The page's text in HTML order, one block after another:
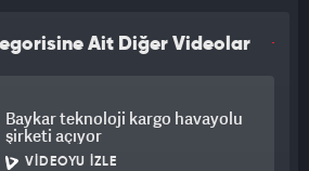
Ait Diğer Videolar
Baykar teknoloji kargo havayolu
şirketi açıyor
VIDEOYU İZLE